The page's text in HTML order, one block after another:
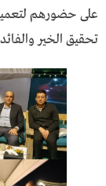
على حضورهم لتعميق
تحقيق الخير